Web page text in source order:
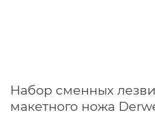
Набор сменных
макетного ножа